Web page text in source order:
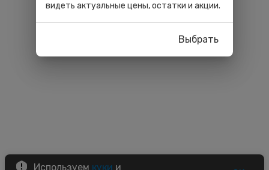
Используем куки и
видеть актуальные цены, остатки и акции.
Выбрать